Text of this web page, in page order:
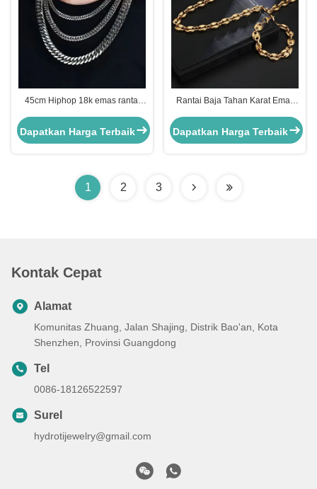
45cm Hiphop 18k emas rantai
Dapatkan Harga Terbaik
Rantai Baja Tahan Karat Emas
Dapatkan Harga Terbaik
1 2 3
Kontak Cepat
Alamat
Komunitas Zhuang, Jalan Shajing, Distrik Bao'an, Kota
Shenzhen, Provinsi Guangdong
Tel
0086-18126522597
Surel
hydrotijewelry@gmail.com